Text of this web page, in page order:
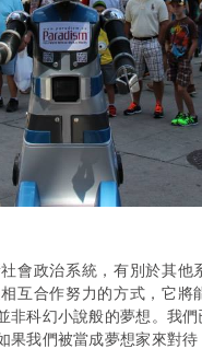
會政治系統，有別於其他
互合作努力的方式，它將
非科幻小說般的夢想。我
果我們被當成夢想家來對